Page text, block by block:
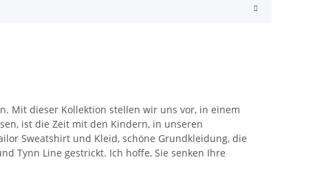
Mit dieser Kollektion stellen wir uns vor, in einem
ist die Zeit mit den Kindern, in unseren
Sweatshirt und Kleid, schöne Grundkleidung, die
Tynn Line gestrickt. Ich hoffe, Sie senken Ihre